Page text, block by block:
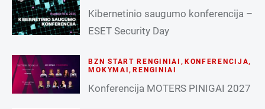
Kibernetinio saugumo konferencija –
ESET Security Day
BZN START RENGINIAI , KONFERENCIJA,
MOKYMAI ,RENGINIAI
Konferencija MOTERS PINIGAI 2027